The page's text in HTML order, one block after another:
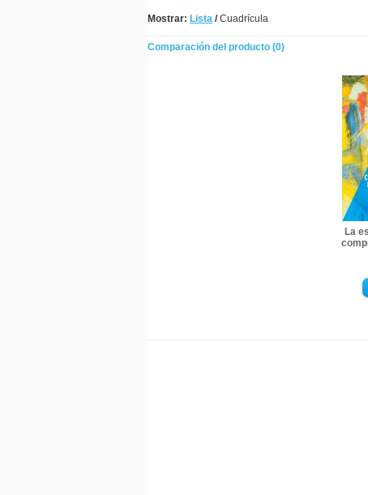
Mostrar: Lista /Cuadrícula
Comparación del producto (0)
La